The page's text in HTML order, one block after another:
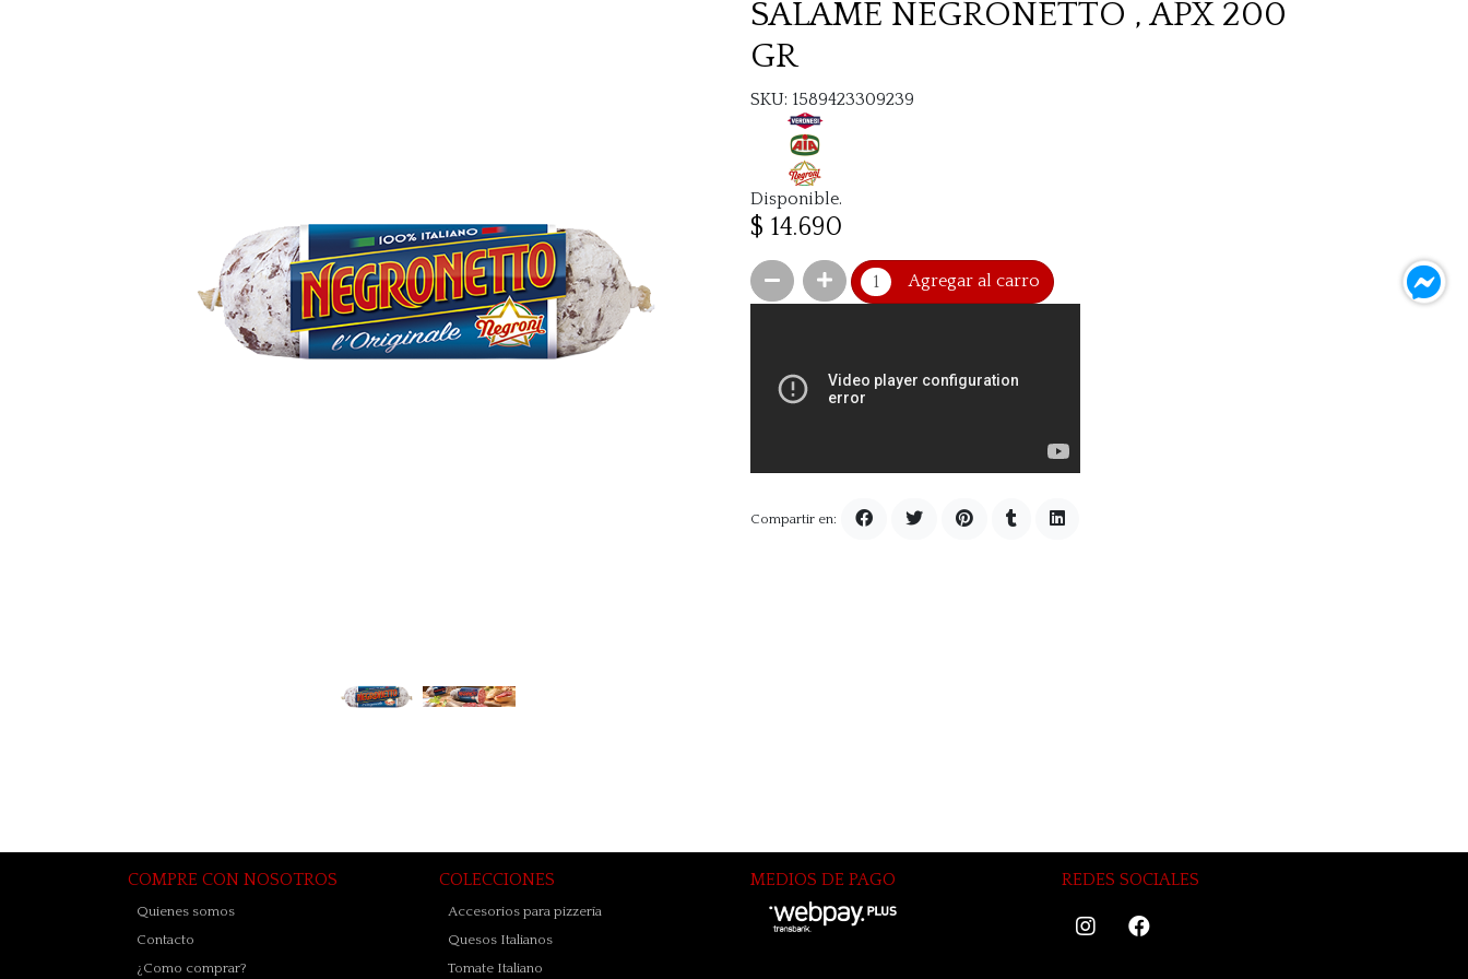
SALAME NEGRONETTO , APX 200
GR
SKU: 1589423309239
Disponible.
$ 14.690
Agregar al carro
Compartir en:
COMPRE CON NOSOTROS
Quienes somos
Contacto
¿Como comprar?
COLECCIONES
Accesorios para pizzería
Quesos Italianos
Tomate Italiano
MEDIOS DE PAGO REDES SOCIALES